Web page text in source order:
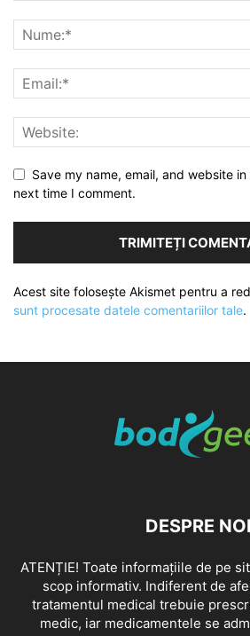
Save my name, email, and website
next time I comment.
Acest site folosește Akismet pentru a
sunt procesate datele comentariilor tale.
DESPRE NOI
ATENȚIE! Toate informațiile de pe
scop informativ. Indiferent de
tratamentul medical trebuie
medic, iar medicamentele se